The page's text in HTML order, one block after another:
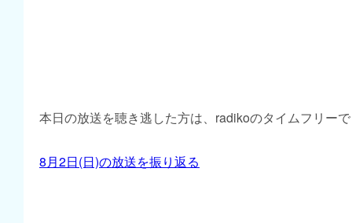
本日の放送を聴き逃した方は、radikoのタイムフリー
8月2日(日)の放送を振り返る